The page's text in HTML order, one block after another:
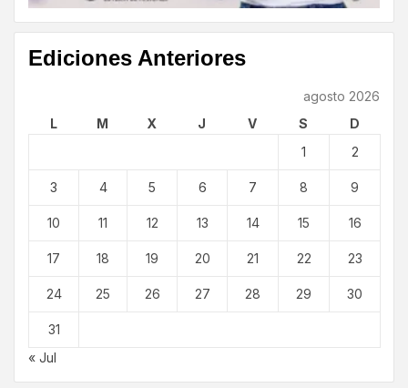
Ediciones Anteriores
agosto 2026
L
M X J V S
D
1
2
3 4 5 6 7 8 9
10 11 12 13 14 15 16
17 18 19 20 21 22 23
24 25 26 27 28 29 30
31
« Jul